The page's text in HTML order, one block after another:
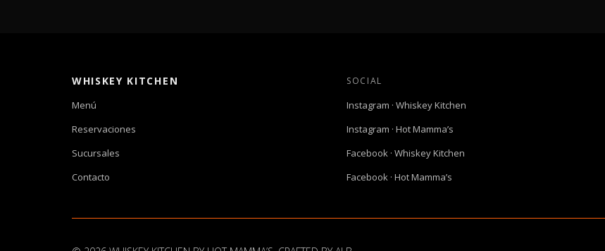
WHISKEY KITCHEN
Menú
Reservaciones
Sucursales
Contacto
SOCIAL
Instagram · Whiskey Kitchen
Instagram · Hot Mamma’s
Facebook · Whiskey Kitchen
Facebook · Hot Mamma’s